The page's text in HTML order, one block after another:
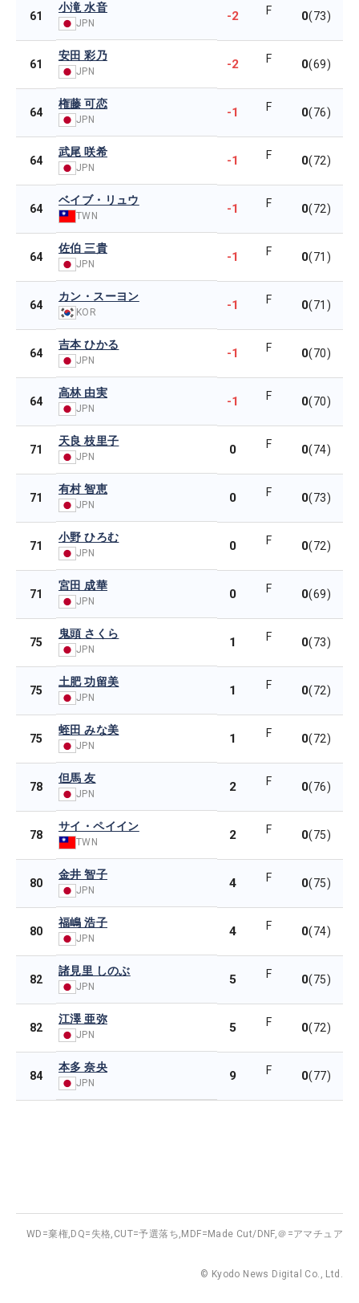
61
小滝 水音
JPN -2 F 0(73)
61
安田 彩乃
JPN -2 F 0(69)
64
権藤 可恋
JPN -1 F 0(76)
64
武尾 咲希
JPN -1 F 0(72)
64
ベイブ・リュウ
TWN -1 F 0(72)
64
佐伯 三貴
JPN -1 F 0(71)
64
カン・スーヨン
KOR -1 F 0(71)
64
吉本 ひかる
JPN -1 F 0(70)
64
高林 由実
JPN -1 F 0(70)
71
天良 枝里子
JPN 0 F 0(74)
71
有村 智恵
JPN 0 F 0(73)
71
小野 ひろむ
JPN 0 F 0(72)
71
宮田 成華
JPN 0 F 0(69)
75
鬼頭 さくら
JPN 1 F 0(73)
75
土肥 功留美
JPN 1 F 0(72)
75
蛭田 みな美
JPN 1 F 0(72)
78
但馬 友
JPN 2 F 0(76)
78
サイ・ペイイン
TWN 2 F 0(75)
80
金井 智子
JPN 4 F 0(75)
80
福嶋 浩子
JPN 4 F 0(74)
82
諸見里 しのぶ
JPN 5 F 0(75)
82
江澤 亜弥
JPN 5 F 0(72)
84
本多 奈央
JPN 9 F 0(77)
WD=棄権, DQ=失格, CUT=予選落ち, MDF=Made Cut/DNF,＠=アマチュア
© Kyodo News Digital Co., Ltd.